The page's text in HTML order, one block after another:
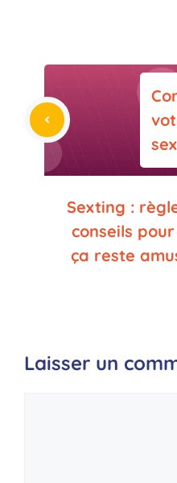
Sexting :
conseils
ça reste
Laisser un